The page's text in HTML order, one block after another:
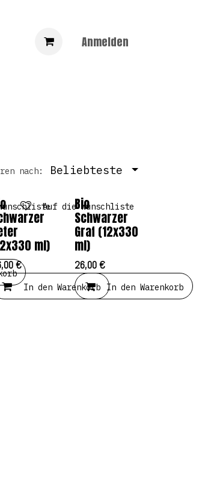
Anmelden
nach: Beliebteste
ml)
€
In den Warenkorb
Bio
Schwarzer
Graf (12x330
ml)
26,00€
In den Warenkorb
Auf die Wunschliste